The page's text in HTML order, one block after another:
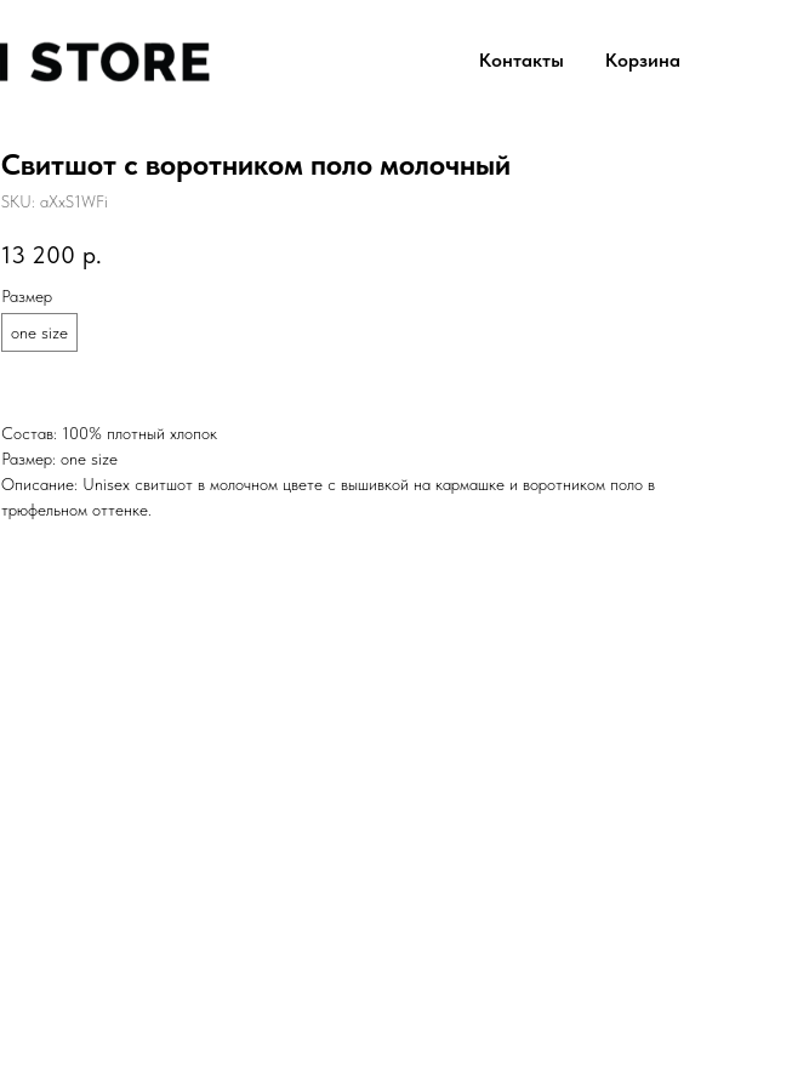
Контакты Корзина
Свитшот с воротником поло молочный
SKU: aXxS1WFi
13 200 р.
Размер
one size
Состав: 100% плотный хлопок
Размер: one size
Описание: Unisex свитшот в молочном цвете с вышивкой на кармашке и воротником поло в
трюфельном оттенке.